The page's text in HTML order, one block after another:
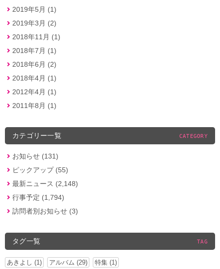
2019年5月 (1)
2019年3月 (2)
2018年11月 (1)
2018年7月 (1)
2018年6月 (2)
2018年4月 (1)
2012年4月 (1)
2011年8月 (1)
カテゴリー一覧 CATEGORY
お知らせ (131)
ピックアップ (55)
最新ニュース (2,148)
行事予定 (1,794)
訪問者別お知らせ (3)
タグ一覧 TAG
あきよし (1) アルバム (29) 特集 (1)